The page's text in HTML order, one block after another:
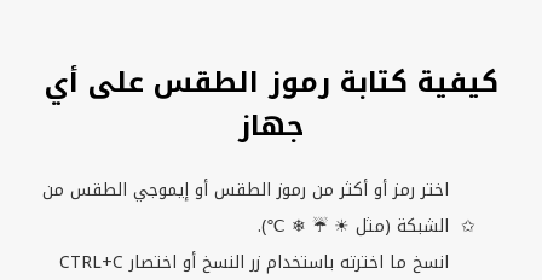
كيفية كتابة رموز الطقس على أي
جهاز
اختر رمز أو أكثر من رموز الطقس أو إيموجي الطقس من
الشبكة (مثل ☀ ☔ ❄ ℃).
انسخ ما اخترته باستخدام زر النسخ أو اختصارCTRL+C